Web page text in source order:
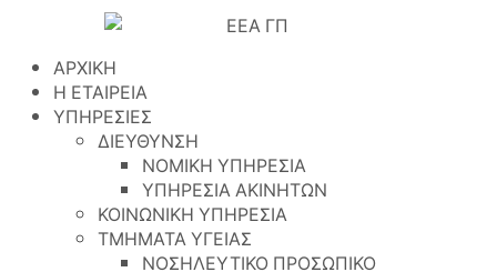
ΑΡΧΙΚΗ
Η ΕΤΑΙΡΕΙΑ
ΥΠΗΡΕΣΙΕΣ
ΔΙΕΥΘΥΝΣΗ
ΝΟΜΙΚΗ ΥΠΗΡΕΣΙΑ
ΥΠΗΡΕΣΙΑ ΑΚΙΝΗΤΩΝ
ΚΟΙΝΩΝΙΚΗ ΥΠΗΡΕΣΙΑ
ΤΜΗΜΑΤΑ ΥΓΕΙΑΣ
ΝΟΣΗΛΕΥΤΙΚΟ ΠΡΟΣΩΠΙΚΟ